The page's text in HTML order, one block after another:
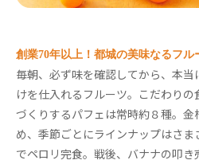
創業70年以上！都城の美味なるフル
毎朝、必ず味を確認してから、本
けを仕入れるフルーツ。こだわり
づくりするパフェは常時約８種。
め、季節ごとにラインナップはさ
でペロリ完食。戦後、バナナの叩